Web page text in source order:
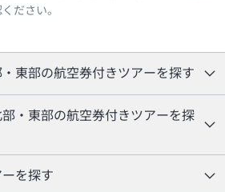
ださい。
東部の航空券付きツアーを探す
・東部の航空券付きツアーを探
を探す